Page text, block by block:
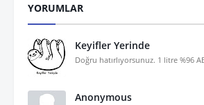
YORUMLAR
Keyifler Yerinde
Doğru hatırlıyorsunuz. 1 litre %96
Anonymous